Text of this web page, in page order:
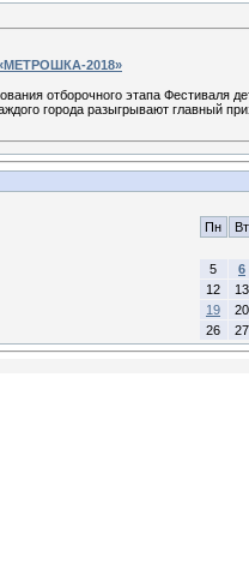
2018»
отборочного этапа Фестиваля
города разыгрывают главный
Пн Вт
5
6
12
13
19
20
26
27